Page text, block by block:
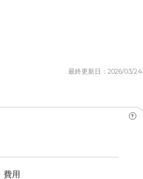
最終更新日：2026/03/24
?
費用